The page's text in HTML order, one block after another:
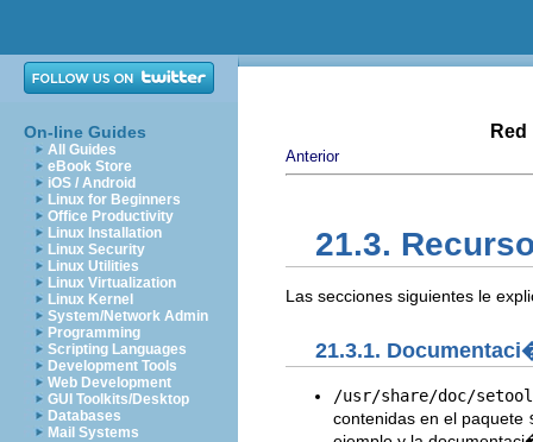
On-line Guides
All Guides
eBook Store
iOS / Android
Linux for Beginners
Office Productivity
Linux Installation
Linux Security
Linux Utilities
Linux Virtualization
Linux Kernel
System/Network Admin
Programming
Scripting Languages
Development Tools
Web Development
GUI Toolkits/Desktop
Databases
Mail Systems
Anterior
21.3.
Las secciones siguientes le
21.3.1.
/usr/share/doc/
contenidas en el paquete